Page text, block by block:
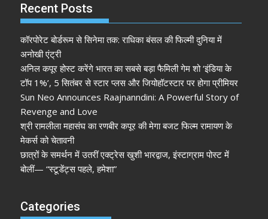
Recent Posts
कॉरपोरेट बोर्डरूम से सिनेमा तक: राधिका बंसल की फिल्मी दुनिया में
अनोखी एंट्री
अनिल कपूर होस्ट करेंगे भारत का सबसे बड़ा फैमिली गेम शो ‘इंडिया के
टॉप 1%’, 5 सितंबर से स्टार प्लस और जियोहॉटस्टार पर होगा प्रीमियर
Sun Neo Announces Raajnanndini: A Powerful Story of
Revenge and Love
श्री रामलीला महासंघ का रणबीर कपूर की मेगा बजट फिल्म रामायण के
मेकर्स को चेतावनी
छात्रों के समर्थन में उतरीं एक्ट्रेस खुशी भारद्वाज, इंस्टाग्राम पोस्ट में
बोलीं— “स्टूडेंट्स पहले, हमेशा”
Categories